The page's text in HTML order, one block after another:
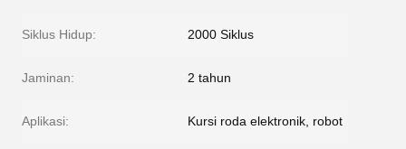
Siklus Hidup: 2000 Siklus
Jaminan: 2 tahun
Aplikasi: Kursi roda elektronik, robot